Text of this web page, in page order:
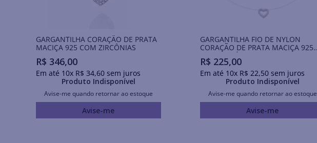
GARGANTILHA CORAÇÃO DE PRATA
MACIÇA 925 COM ZIRCÔNIAS
R$ 346,00
Em até 10x R$ 34,60sem juros
Produto Indisponível
Avise-me quando retornar ao estoque
Avise-me
GARGANTILHA FIO DE NYLON
CORAÇÃO DE PRATA MACIÇA 925
COM ZIRCÔNIAS
R$ 225,00
Em até 10x R$ 22,50sem juros
Produto Indisponível
Avise-me quando retornar ao estoque
Avise-me